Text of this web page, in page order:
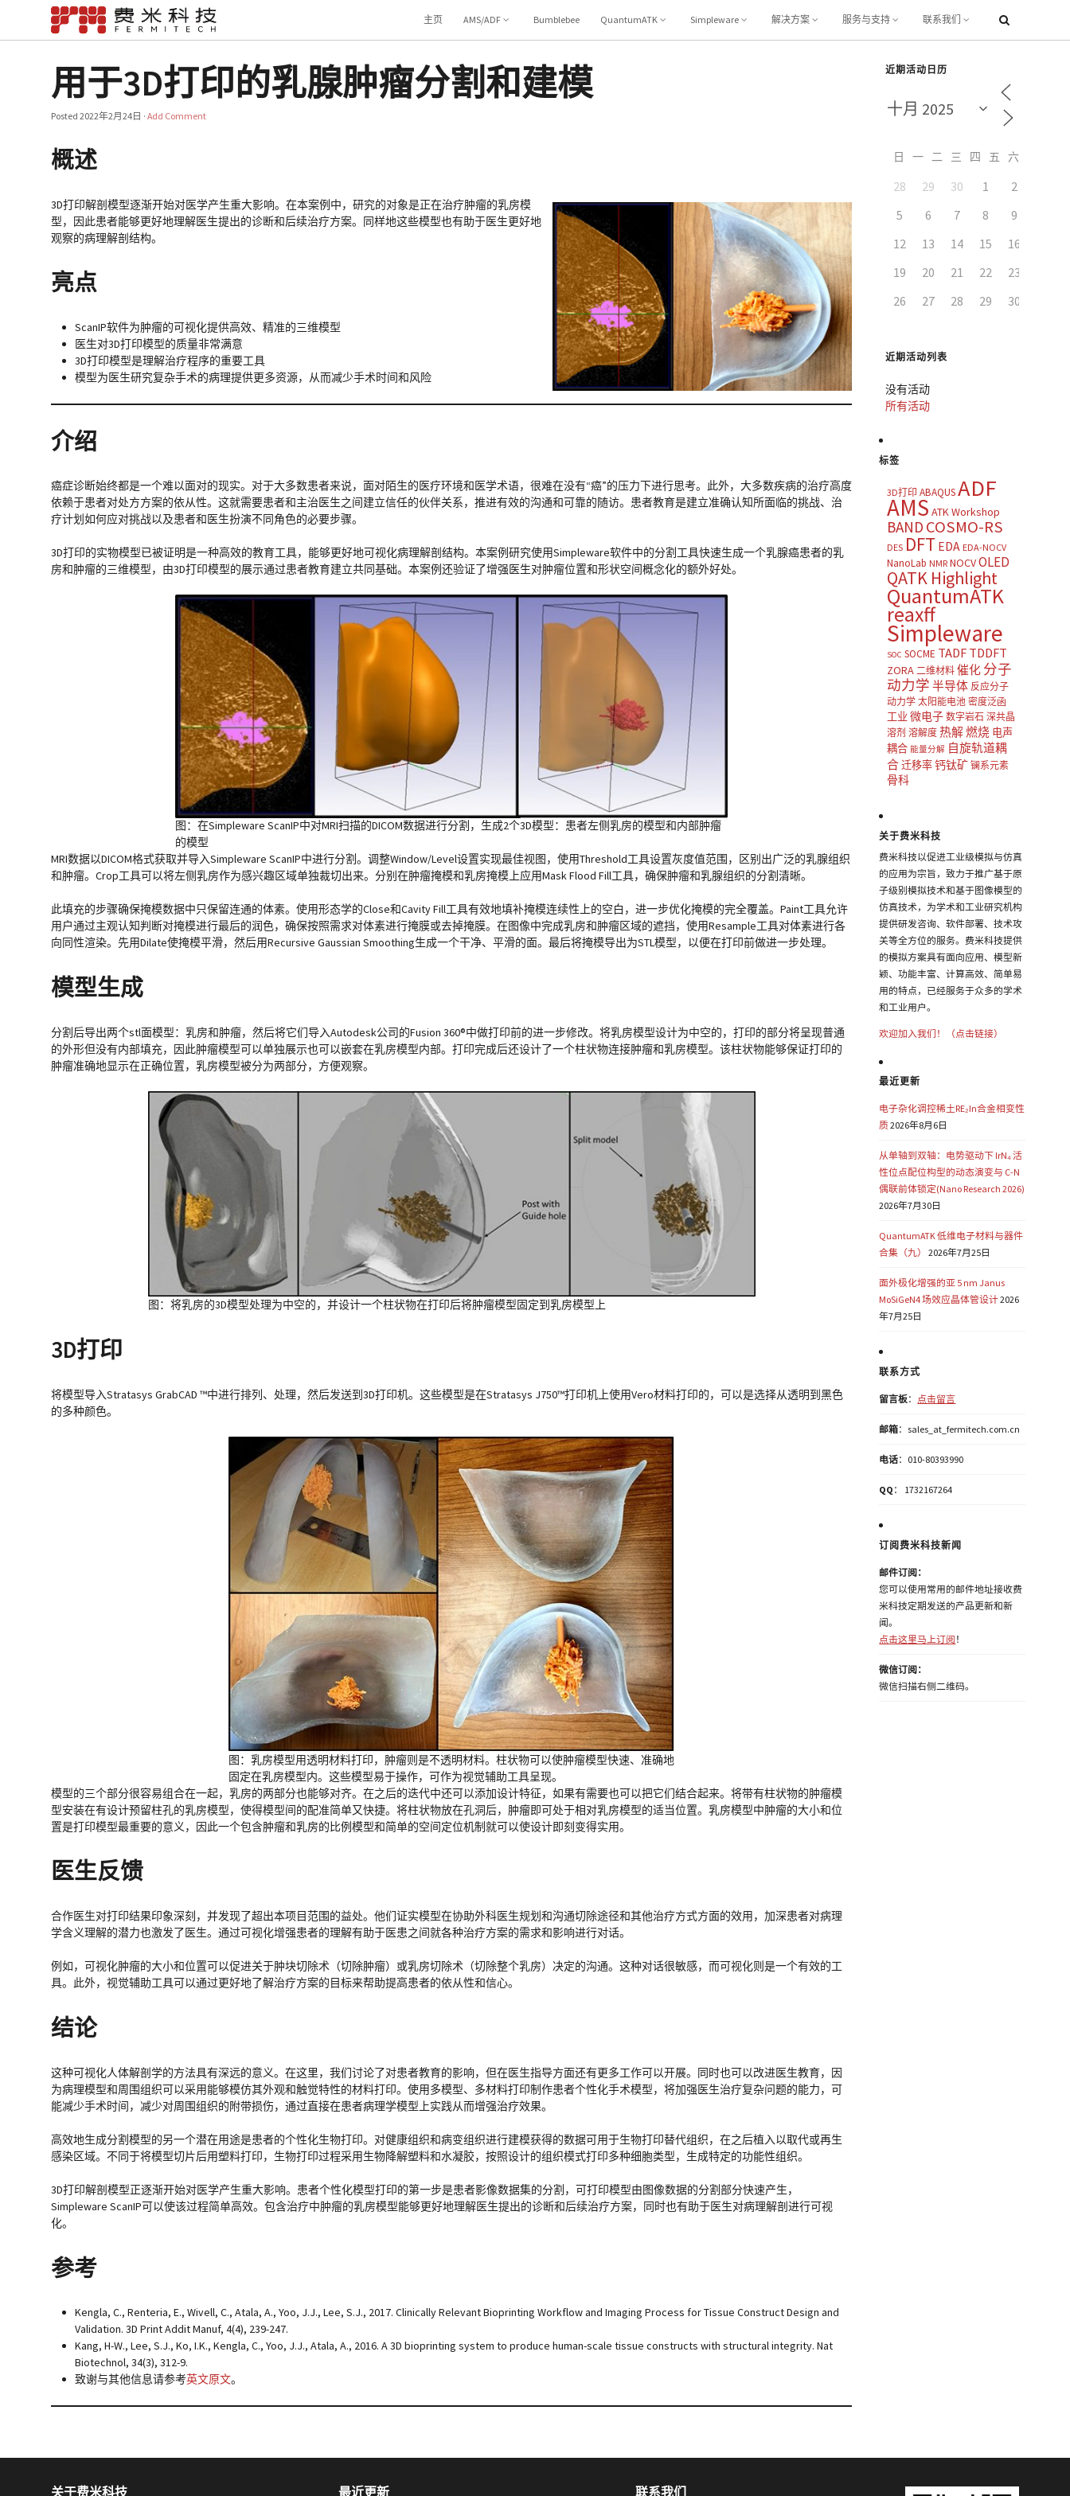
主页 AMS/ADF Bumblebee QuantumATK Simpleware 解决方案 服务与支持 联系我们
用于3D打印的乳腺肿瘤分割和建模
Posted2022年2月24日 ·Add Comment
概述
3D打印解剖模型逐渐开始对医学产生重大影响。在本案例中，研究的对象是正在治疗肿瘤的乳房模
型，因此患者能够更好地理解医生提出的诊断和后续治疗方案。同样地这些模型也有助于医生更好地
观察的病理解剖结构。
亮点
ScanIP软件为肿瘤的可视化提供高效、精准的三维模型
医生对3D打印模型的质量非常满意
3D打印模型是理解治疗程序的重要工具
模型为医生研究复杂手术的病理提供更多资源，从而减少手术时间和风险
介绍
癌症诊断始终都是一个难以面对的现实。对于大多数患者来说，面对陌生的医疗环境和医学术语，很难在没有“癌”的压力下进行思考。此外，大多数疾病的治疗高度
依赖于患者对处方方案的依从性。这就需要患者和主治医生之间建立信任的伙伴关系，推进有效的沟通和可靠的随访。患者教育是建立准确认知所面临的挑战、治
疗计划如何应对挑战以及患者和医生扮演不同角色的必要步骤。
3D打印的实物模型已被证明是一种高效的教育工具，能够更好地可视化病理解剖结构。本案例研究使用Simpleware软件中的分割工具快速生成一个乳腺癌患者的乳
房和肿瘤的三维模型，由3D打印模型的展示通过患者教育建立共同基础。本案例还验证了增强医生对肿瘤位置和形状空间概念化的额外好处。
图：在Simpleware ScanIP中对MRI扫描的DICOM数据进行分割，生成2个3D模型：患者左侧乳房的模型和内部肿瘤
的模型
MRI数据以DICOM格式获取并导入Simpleware ScanIP中进行分割。调整Window/Level设置实现最佳视图，使用Threshold工具设置灰度值范围，区别出广泛的乳腺组织
和肿瘤。Crop工具可以将左侧乳房作为感兴趣区域单独裁切出来。分别在肿瘤掩模和乳房掩模上应用Mask Flood Fill工具，确保肿瘤和乳腺组织的分割清晰。
此填充的步骤确保掩模数据中只保留连通的体素。使用形态学的Close和Cavity Fill工具有效地填补掩模连续性上的空白，进一步优化掩模的完全覆盖。Paint工具允许
用户通过主观认知判断对掩模进行最后的润色，确保按照需求对体素进行掩膜或去掉掩膜。在图像中完成乳房和肿瘤区域的遮挡，使用Resample工具对体素进行各
向同性渲染。先用Dilate使掩模平滑，然后用Recursive Gaussian Smoothing生成一个干净、平滑的面。最后将掩模导出为STL模型，以便在打印前做进一步处理。
模型生成
分割后导出两个stl面模型：乳房和肿瘤，然后将它们导入Autodesk公司的Fusion 360®中做打印前的进一步修改。将乳房模型设计为中空的，打印的部分将呈现普通
的外形但没有内部填充，因此肿瘤模型可以单独展示也可以嵌套在乳房模型内部。打印完成后还设计了一个柱状物连接肿瘤和乳房模型。该柱状物能够保证打印的
肿瘤准确地显示在正确位置，乳房模型被分为两部分，方便观察。
图：将乳房的3D模型处理为中空的，并设计一个柱状物在打印后将肿瘤模型固定到乳房模型上
3D打印
将模型导入Stratasys GrabCAD ™中进行排列、处理，然后发送到3D打印机。这些模型是在Stratasys J750™打印机上使用Vero材料打印的，可以是选择从透明到黑色
的多种颜色。
图：乳房模型用透明材料打印，肿瘤则是不透明材料。柱状物可以使肿瘤模型快速、准确地
固定在乳房模型内。这些模型易于操作，可作为视觉辅助工具呈现。
模型的三个部分很容易组合在一起，乳房的两部分也能够对齐。在之后的迭代中还可以添加设计特征，如果有需要也可以把它们结合起来。将带有柱状物的肿瘤模
型安装在有设计预留柱孔的乳房模型，使得模型间的配准简单又快捷。将柱状物放在孔洞后，肿瘤即可处于相对乳房模型的适当位置。乳房模型中肿瘤的大小和位
置是打印模型最重要的意义，因此一个包含肿瘤和乳房的比例模型和简单的空间定位机制就可以使设计即刻变得实用。
医生反馈
合作医生对打印结果印象深刻，并发现了超出本项目范围的益处。他们证实模型在协助外科医生规划和沟通切除途径和其他治疗方式方面的效用，加深患者对病理
学含义理解的潜力也激发了医生。通过可视化增强患者的理解有助于医患之间就各种治疗方案的需求和影响进行对话。
例如，可视化肿瘤的大小和位置可以促进关于肿块切除术（切除肿瘤）或乳房切除术（切除整个乳房）决定的沟通。这种对话很敏感，而可视化则是一个有效的工
具。此外，视觉辅助工具可以通过更好地了解治疗方案的目标来帮助提高患者的依从性和信心。
结论
这种可视化人体解剖学的方法具有深远的意义。在这里，我们讨论了对患者教育的影响，但在医生指导方面还有更多工作可以开展。同时也可以改进医生教育，因
为病理模型和周围组织可以采用能够模仿其外观和触觉特性的材料打印。使用多模型、多材料打印制作患者个性化手术模型，将加强医生治疗复杂问题的能力，可
能减少手术时间，减少对周围组织的附带损伤，通过直接在患者病理学模型上实践从而增强治疗效果。
高效地生成分割模型的另一个潜在用途是患者的个性化生物打印。对健康组织和病变组织进行建模获得的数据可用于生物打印替代组织，在之后植入以取代或再生
感染区域。不同于将模型切片后用塑料打印，生物打印过程采用生物降解塑料和水凝胶，按照设计的组织模式打印多种细胞类型，生成特定的功能性组织。
3D打印解剖模型正逐渐开始对医学产生重大影响。患者个性化模型打印的第一步是患者影像数据集的分割，可打印模型由图像数据的分割部分快速产生，
Simpleware ScanIP可以使该过程简单高效。包含治疗中肿瘤的乳房模型能够更好地理解医生提出的诊断和后续治疗方案，同时也有助于医生对病理解剖进行可视
化。
参考
Kengla, C., Renteria, E., Wivell, C., Atala, A., Yoo, J.J., Lee, S.J., 2017. Clinically Relevant Bioprinting Workflow and Imaging Process for Tissue Construct Design and
Validation. 3D Print Addit Manuf, 4(4), 239-247.
Kang, H-W., Lee, S.J., Ko, I.K., Kengla, C., Yoo, J.J., Atala, A., 2016. A 3D bioprinting system to produce human-scale tissue constructs with structural integrity. Nat
Biotechnol, 34(3), 312-9.
致谢与其他信息请参考英文原文。
近期活动日历
日 一 二 三 四 五
28 29 30 1 2
5
6 7 8 9
12
13 14 15 16
19
20 21 22 23
26
27 28 29 30
近期活动列表
没有活动
所有活动
标签
3D打印 ABAQUSADF
AMS ATK Workshop
BAND COSMO-RS
DES DFT EDA EDA-NOCV
NanoLab NMR NOCVOLED
QATK Highlight
QuantumATK
reaxff
Simpleware
SOC SOCME TADF TDDFT
ZORA 二维材料 催化 分子
动力学 半导体 反应分子
动力学 太阳能电池 密度泛函
工业 微电子 数字岩石 深共晶
溶剂 溶解度 热解燃烧 电声
耦合 能量分解 自旋轨道耦
合迁移率钙钛矿 镧系元素
骨科
关于费米科技
费米科技以促进工业级模拟与仿真
的应用为宗旨，致力于推广基于原
子级别模拟技术和基于图像模型的
仿真技术，为学术和工业研究机构
提供研发咨询、软件部署、技术攻
关等全方位的服务。费米科技提供
的模拟方案具有面向应用、模型新
颖、功能丰富、计算高效、简单易
用的特点，已经服务于众多的学术
和工业用户。
欢迎加入我们！（点击链接）
最近更新
电子杂化调控稀土RE₂In合金相变性
质2026年8月6日
从单轴到双轴：电势驱动下 IrN₄ 活
性位点配位构型的动态演变与 C-N
偶联前体锁定(Nano Research 2026)
2026年7月30日
QuantumATK 低维电子材料与器件
合集（九）
2026年7月25日
面外极化增强的亚 5 nm Janus
MoSiGeN4 场效应晶体管设计2026
年7月25日
联系方式
留言板： 点击留言
邮箱：sales_at_fermitech.com.cn
电话：010-80393990
QQ ： 1732167264
订阅费米科技新闻
邮件订阅：
您可以使用常用的邮件地址接收费
米科技定期发送的产品更新和新
闻。
点击这里马上订阅 ！
微信订阅：
微信扫描右侧二维码。
关于费米科技 最近更新 联系我们